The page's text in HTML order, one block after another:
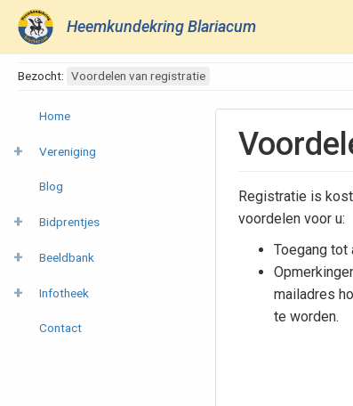
Heemkundekring Blariacum
Bezocht: Voordelen van registratie
Home
Vereniging
Blog
Bidprentjes
Beeldbank
Infotheek
Contact
Registratie is
voordelen voor u:
Toegang
mailadres
te worden.